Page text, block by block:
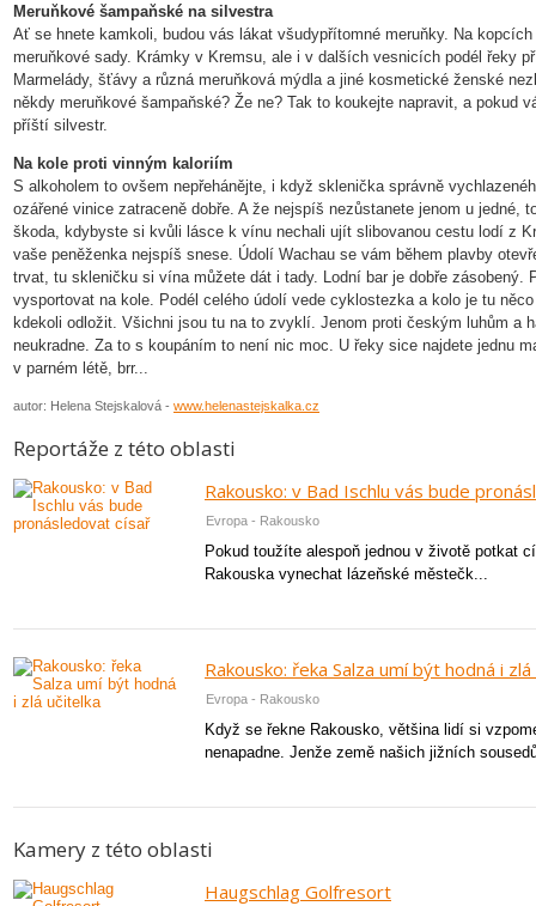
Meruňkové šampaňské na silvestra
Ať se hnete kamkoli, budou vás lákat všudypřítomné meruňky. Na
meruňkové sady. Krámky v Kremsu, ale i v dalších vesnicích podél řeky
Marmelády, šťávy a různá meruňková mýdla a jiné kosmetické ženské
někdy meruňkové šampaňské? Že ne? Tak to koukejte napravit, a pokud
příští silvestr.
Na kole proti vinným kaloriím
S alkoholem to ovšem nepřehánějte, i když sklenička správně
ozářené vinice zatraceně dobře. A že nejspíš nezůstanete jenom u jedné,
škoda, kdybyste si kvůli lásce k vínu nechali ujít slibovanou cestu lodí z
vaše peněženka nejspíš snese. Údolí Wachau se vám během plavby
trvat, tu skleničku si vína můžete dát i tady. Lodní bar je dobře zásobený.
vysportovat na kole. Podél celého údolí vede cyklostezka a kolo je tu
kdekoli odložit. Všichni jsou tu na to zvyklí. Jenom proti českým luhům a
neukradne. Za to s koupáním to není nic moc. U řeky sice najdete jednu
v parném létě, brr...
autor: Helena Stejskalová - www.helenastejskalka.cz
Reportáže z této oblasti
Rakousko: v Bad Ischlu vás bude
Evropa - Rakousko
Pokud toužíte alespoň jednou v životě potkat
Rakouska vynechat lázeňské městečk...
Rakousko: řeka Salza umí být hodná i
Evropa - Rakousko
Když se řekne Rakousko, většina lidí si
nenapadne. Jenže země našich jižních
Kamery z této oblasti
Haugschlag Golfresort